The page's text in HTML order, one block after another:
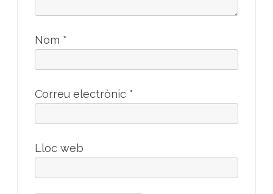
Nom *
Correu electrònic *
Lloc web